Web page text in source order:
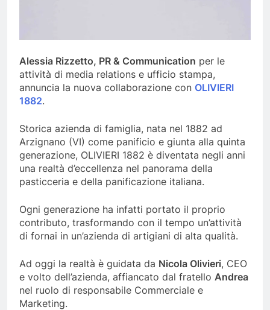
Alessia Rizzetto, PR & Communication per le
attività di media relations e ufficio stampa,
annuncia la nuova collaborazione con OLIVIERI
1882.
Storica azienda di famiglia, nata nel 1882 ad
Arzignano (VI) come panificio e giunta alla quinta
generazione, OLIVIERI 1882 è diventata negli anni
una realtà d’eccellenza nel panorama della
pasticceria e della panificazione italiana.
Ogni generazione ha infatti portato il proprio
contributo, trasformando con il tempo un’attività
di fornai in un’azienda di artigiani di alta qualità.
Ad oggi la realtà è guidata da Nicola Olivieri, CEO
e volto dell’azienda, affiancato dal fratello Andrea
nel ruolo di responsabile Commerciale e
Marketing.